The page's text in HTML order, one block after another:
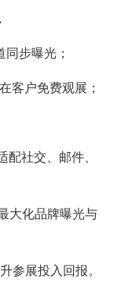
步曝光；
客户免费观展；
社交、邮件、
大化品牌曝光与
参展投入回报。